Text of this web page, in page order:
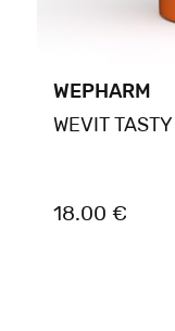
WEPHARM
WEVIT
18.00 €